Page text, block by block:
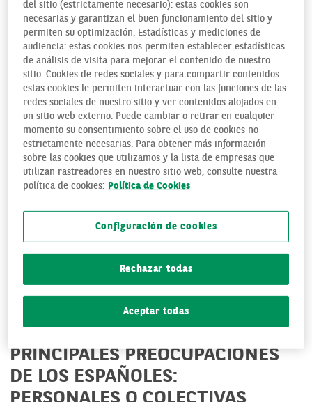
Entre las principales preocupaciones de los españoles, la
crisis migratoria era el noveno motivo de inquietud social el
pasado mes de junio, según señalan los resultados del
informe. En cambio, en solo cuatro meses, en el último
sondeo realizado por el Centro de Investigaciones
Sociológicas (CIS) el mes de septiembre, la problemática de
la inmigración se ha convertido en la principal
preocupación social. De hecho, a principios de verano los
encuestados que así lo consideraban representaban un
16,9% del total, mientras que ahora el porcentaje alcanza el
30,4%.
Ministerio de la Presidencia, Justicia y Relaciones con las
señala que habría que remontarse hasta 2007, tras la
conocida como crisis de los cayucos, para encontrar una
mayor preocupación sobre este asunto.
PRINCIPALES PREOCUPACIONES
DE LOS ESPAÑOLES:
del sitio (estrictamente necesario): estas cookies son
necesarias y garantizan el buen funcionamiento del sitio y
permiten su optimización. Estadísticas y mediciones de
audiencia: estas cookies nos permiten establecer estadísticas
de análisis de visita para mejorar el contenido de nuestro
sitio. Cookies de redes sociales y para compartir contenidos:
estas cookies le permiten interactuar con las funciones de las
redes sociales de nuestro sitio y ver contenidos alojados en
un sitio web externo. Puede cambiar o retirar en cualquier
momento su consentimiento sobre el uso de cookies no
estrictamente necesarias. Para obtener más información
sobre las cookies que utilizamos y la lista de empresas que
utilizan rastreadores en nuestro sitio web, consulte nuestra
política de cookies:
Política de Cookies
Configuración de cookies
Rechazar todas
Aceptar todas